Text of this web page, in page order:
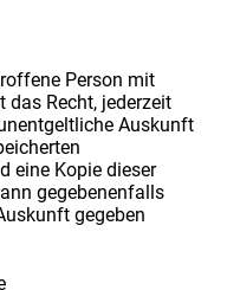
Person mit
das Recht, jederzeit
Auskunft
eine Kopie dieser
gegebenenfalls
gegeben